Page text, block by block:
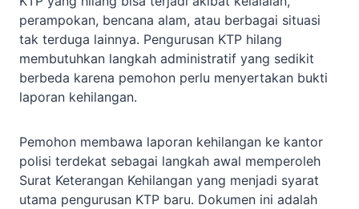
perampokan, bencana alam, atau berbagai situasi
tak terduga lainnya. Pengurusan KTP hilang
membutuhkan langkah administratif yang sedikit
berbeda karena pemohon perlu menyertakan bukti
laporan kehilangan.
Pemohon membawa laporan kehilangan ke kantor
polisi terdekat sebagai langkah awal memperoleh
Surat Keterangan Kehilangan yang menjadi syarat
utama pengurusan KTP baru. Dokumen ini adalah